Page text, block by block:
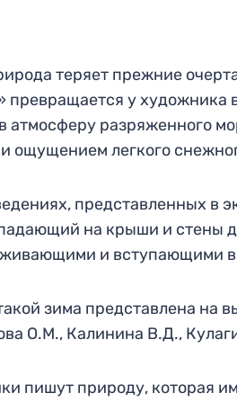
теряет прежние
превращается у художника
атмосферу разряженного
ощущением легкого
представленных в
на крыши и стены
и вступающими
зима представлена на
О.М., Калинина В.Д.,
пишут природу, которая